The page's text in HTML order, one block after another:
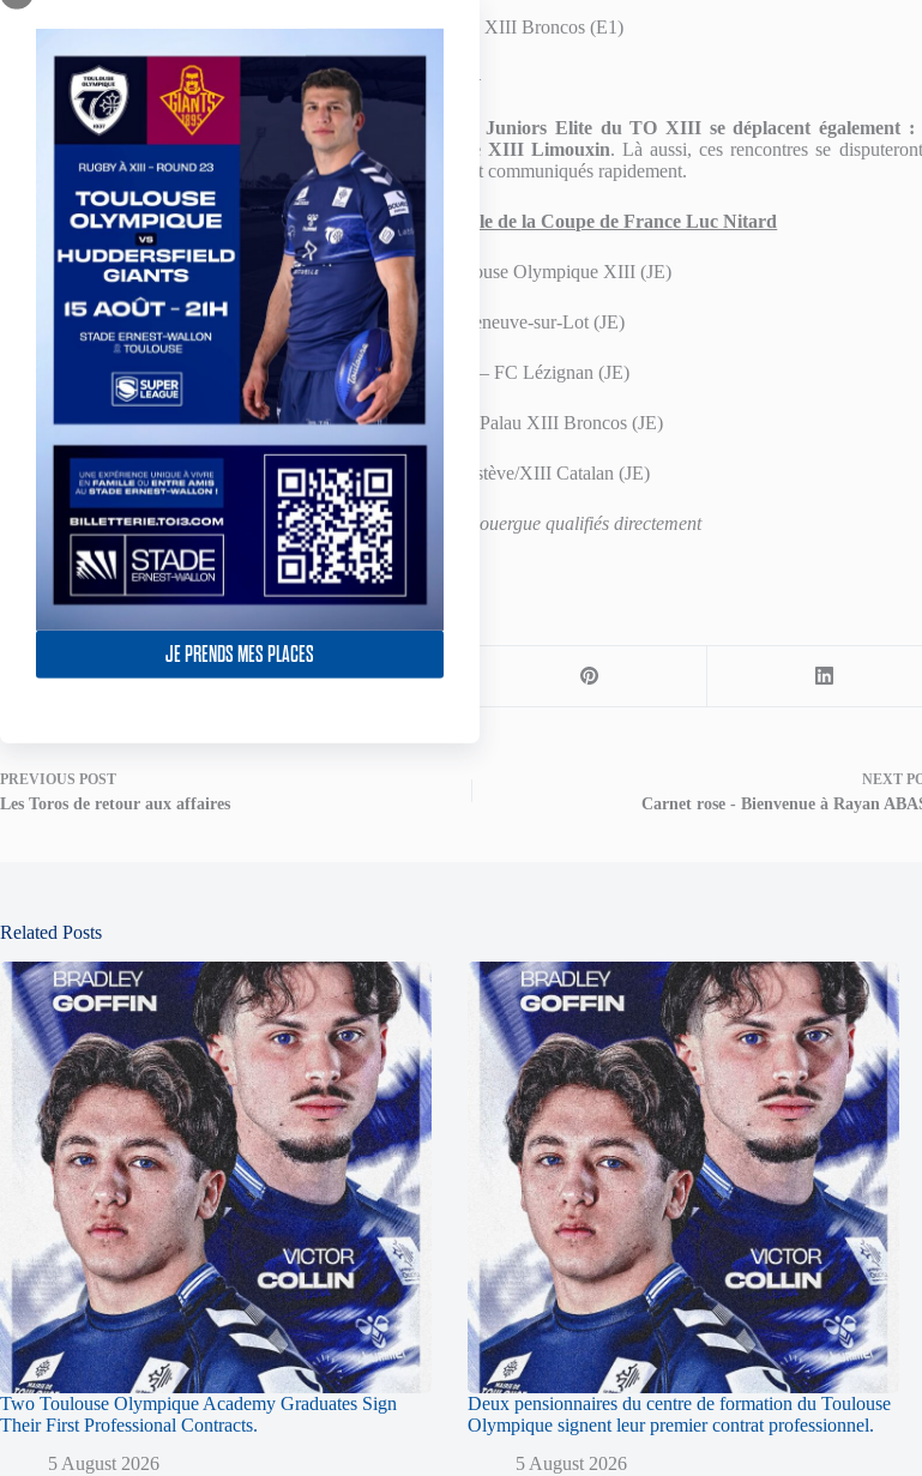
JE PRENDS MES PLACES
(E1) Albi RL – Palau XIII Broncos (E1)
—
Du côté de la Coupe Luc Nitard, le hasard a voulu que
les Juniors Elite du TO XIII se déplacent également :
hommes de Damien COUTURIER devront aller défier le XIII Limouxin. Là aussi, ces rencontres se disputeront
week-end des 23-24 janvier,
avec la date et l’horaire qui seront communiqués rapidement.
Le tirage complet des huitièmes de finale de la Coupe de France Luc Nitard
(JE) XIII Limouxin – Toulouse Olympique XIII (JE)
(JN) Marseille – Villeneuve-sur-Lot (JE)
(JE) AS Carcassonne – FC Lézignan (JE)
(JN) Ecole Saint Estève – Palau XIII Broncos (JE)
(JE) SO Avignon – St Estève/XIII Catalan (JE)
Baho, Albi et Villefranche-de-Rouergue qualifiés directement
Share your love
PREVIOUS POST
Les Toros de retour aux affaires
NEXT
Carnet rose - Bienvenue à Rayan
Related Posts
Two Toulouse Olympique Academy Graduates Sign
Their First Professional Contracts.
5 August 2026
Deux pensionnaires du centre de formation du Toulouse
Olympique signent leur premier contrat professionnel.
5 August 2026